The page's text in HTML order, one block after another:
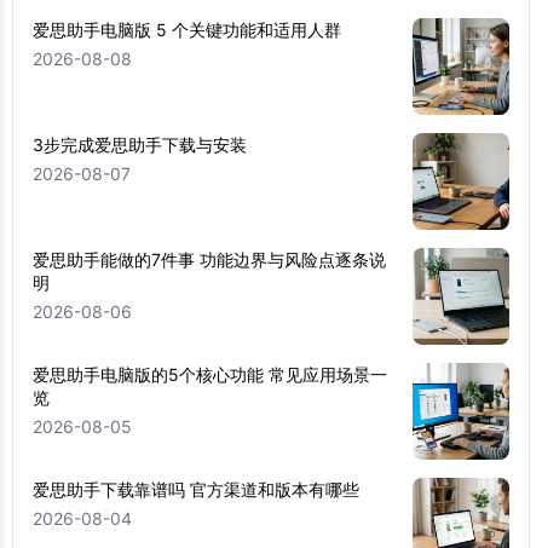
爱思助手电脑版 5 个关键功能和适用人群
2026-08-08
3步完成爱思助手下载与安装
2026-08-07
爱思助手能做的7件事 功能边界与风险点逐条说
明
2026-08-06
爱思助手电脑版的5个核心功能 常见应用场景一
览
2026-08-05
爱思助手下载靠谱吗 官方渠道和版本有哪些
2026-08-04